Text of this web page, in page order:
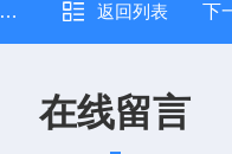
返回列表 下
在线留言